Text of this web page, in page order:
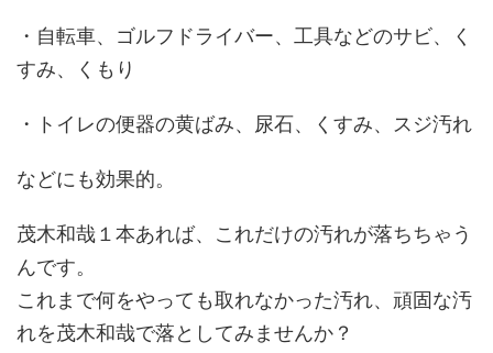
・自転車、ゴルフドライバー、工具などのサビ、く
すみ、くもり
・トイレの便器の黄ばみ、尿石、くすみ、スジ汚れ
などにも効果的。
茂木和哉１本あれば、これだけの汚れが落ちちゃう
んです。
これまで何をやっても取れなかった汚れ、頑固な汚
れを茂木和哉で落としてみませんか？